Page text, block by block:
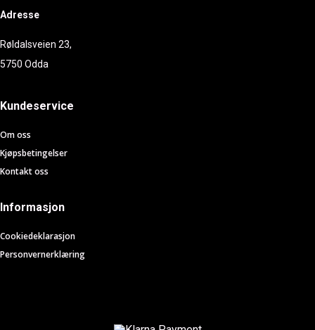
Adresse
Røldalsveien 23,
5750 Odda
Kundeservice
Om oss
Kjøpsbetingelser
Kontakt oss
Informasjon
Cookiedeklarasjon
Personvernerklæring